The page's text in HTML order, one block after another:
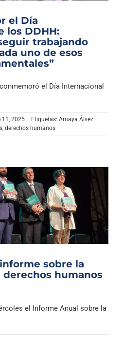
el Día
los DDHH:
trabajando
uno de esos
el Día Internacional
11, 2025 Etiquetas: Amaya Álvez
, derechos humanos
sobre la
humanos
el Informe Anual sobre la